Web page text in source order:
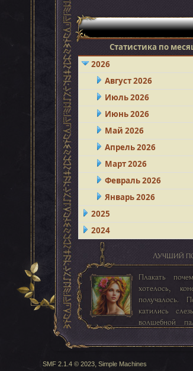
Статистика по
2026
Август 2026
Июль 2026
Июнь 2026
Май 2026
Апрель 2026
Март 2026
Февраль 2026
Январь 2026
2025
2024
ЛУЧШИЙ
Плакать
хотелось,
получалось.
катились
волшебной
то
SMF 2.1.4 © 2023, Simple Machines